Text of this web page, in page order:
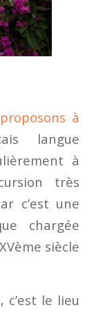
à
langue
à
très
c’est une
chargée
siècle
le lieu